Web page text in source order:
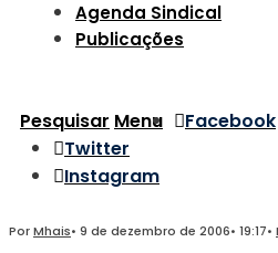
Agenda Sindical
Publicações
Pesquisar Menu
Facebook
Twitter
Instagram
PorMhais• 9 de dezembro de 2006• 19:17•